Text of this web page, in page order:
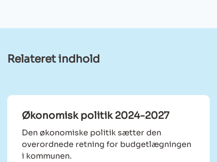
Relateret indhold
Økonomisk politik 2024-2027
Den økonomiske politik sætter den
overordnede retning for budgetlægningen
i kommunen.